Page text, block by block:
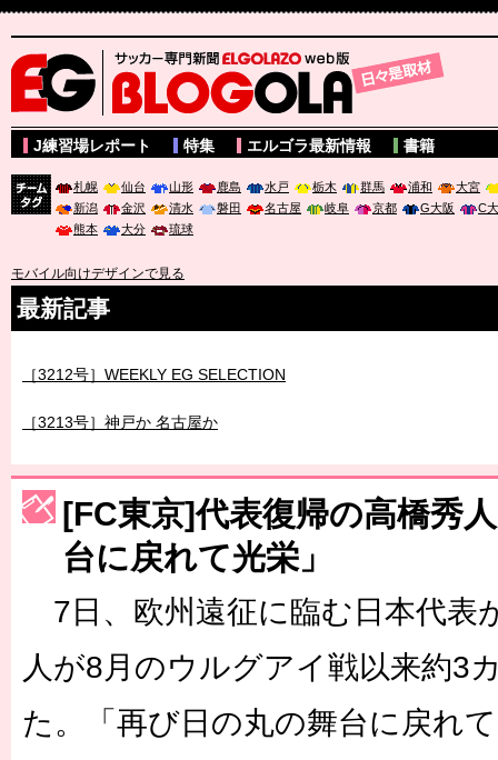
サッカー専門新聞ELGOLAZO web版 BLOGOLA
J練習場レポート 特集 エルゴラ最新情報 書籍
札幌 仙台 山形 鹿島 水戸 栃木 群馬 浦和
大宮
新潟
金沢 清水 磐田 名古屋 岐阜 京都 G大阪
C
熊本
大分 琉球
モバイル向けデザインで見る
最新記事
［3214号］WEST制覇
［3215号］WEEKLY EG SELECTION
［3218号］WEEKLY EG SELECTION
［3219号］特別な覇者へ 大逆転か連破か
[FC東京]代表復帰の高橋秀
台に戻れて光栄」
7日、欧州遠征に臨む日本代表
人が8月のウルグアイ戦以来約3
た。「再び日の丸の舞台に戻れ